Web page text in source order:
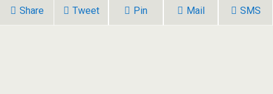
Share Tweet Pin Mail SMS